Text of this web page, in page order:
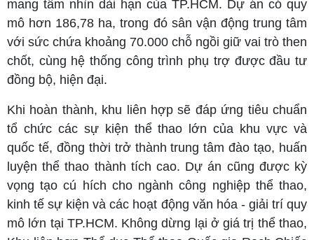
mang tầm nhìn dài hạn của TP.HCM. Dự án có quy
mô hơn 186,78 ha, trong đó sân vận động trung tâm
với sức chứa khoảng 70.000 chỗ ngồi giữ vai trò then
chốt, cùng hệ thống công trình phụ trợ được đầu tư
đồng bộ, hiện đại.
Khi hoàn thành, khu liên hợp sẽ đáp ứng tiêu chuẩn
tổ chức các sự kiện thể thao lớn của khu vực và
quốc tế, đồng thời trở thành trung tâm đào tạo, huấn
luyện thể thao thành tích cao. Dự án cũng được kỳ
vọng tạo cú hích cho ngành công nghiệp thể thao,
kinh tế sự kiện và các hoạt động văn hóa - giải trí quy
mô lớn tại TP.HCM. Không dừng lại ở giá trị thể thao,